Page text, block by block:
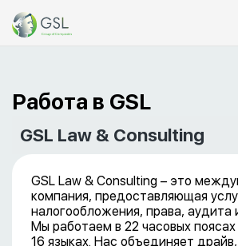
Работа в GSL
GSL Law & Consulting
GSL Law & Consulting – это
компания, предоставляющая
налогообложения, права, аудита
Мы работаем в 22 часовых
16 языках. Нас объединяет